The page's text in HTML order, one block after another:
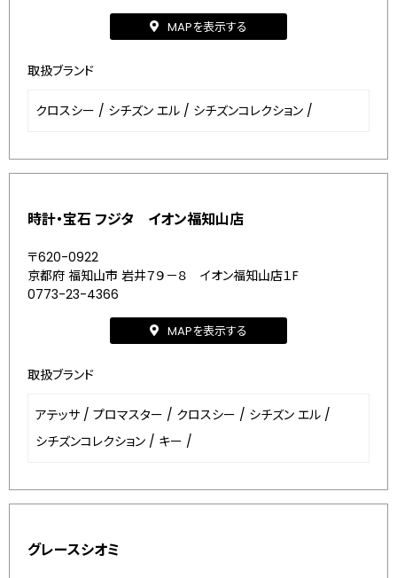
MAPを表示する
取扱ブランド
クロスシー / シチズン エル / シチズンコレクション /
時計・宝石 フジタ イオン福知山店
〒620-0922
京都府 福知山市 岩井７９－８ イオン福知山店１F
0773-23-4366
MAPを表示する
取扱ブランド
アテッサ / プロマスター / クロスシー / シチズン エル /
シチズンコレクション / キー /
グレースシオミ